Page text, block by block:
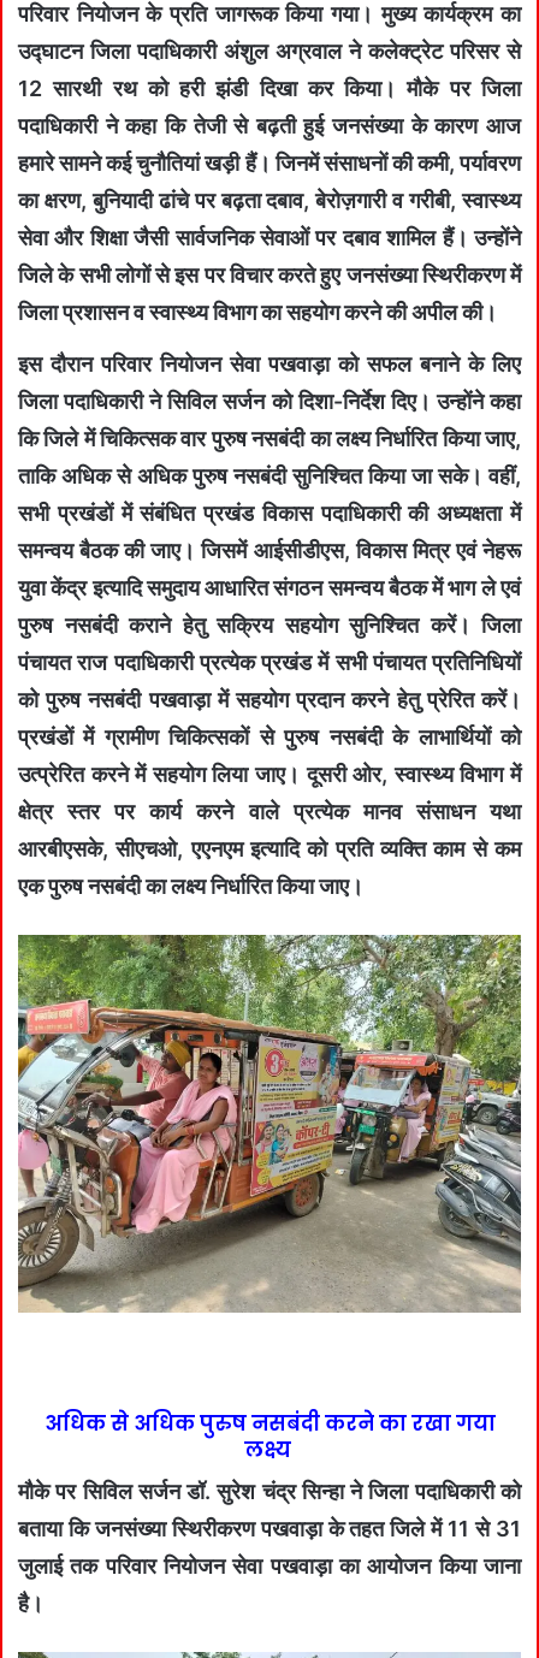
परिवार नियोजन के प्रति जागरूक किया गया। मुख्य कार्यक्रम का
उद्घाटन जिला पदाधिकारी अंशुल अग्रवाल ने कलेक्ट्रेट परिसर से
12 सारथी रथ को हरी झंडी दिखा कर किया। मौके पर जिला
पदाधिकारी ने कहा कि तेजी से बढ़ती हुई जनसंख्या के कारण आज
हमारे सामने कई चुनौतियां खड़ी हैं। जिनमें संसाधनों की कमी, पर्यावरण
का क्षरण, बुनियादी ढांचे पर बढ़ता दबाव, बेरोज़गारी व गरीबी, स्वास्थ्य
सेवा और शिक्षा जैसी सार्वजनिक सेवाओं पर दबाव शामिल हैं। उन्होंने
जिले के सभी लोगों से इस पर विचार करते हुए जनसंख्या स्थिरीकरण में
जिला प्रशासन व स्वास्थ्य विभाग का सहयोग करने की अपील की।
इस दौरान परिवार नियोजन सेवा पखवाड़ा को सफल बनाने के लिए
जिला पदाधिकारी ने सिविल सर्जन को दिशा-निर्देश दिए। उन्होंने कहा
कि जिले में चिकित्सक वार पुरुष नसबंदी का लक्ष्य निर्धारित किया जाए,
ताकि अधिक से अधिक पुरुष नसबंदी सुनिश्चित किया जा सके। वहीं,
सभी प्रखंडों में संबंधित प्रखंड विकास पदाधिकारी की अध्यक्षता में
समन्वय बैठक की जाए। जिसमें आईसीडीएस, विकास मित्र एवं नेहरू
युवा केंद्र इत्यादि समुदाय आधारित संगठन समन्वय बैठक में भाग ले एवं
पुरुष नसबंदी कराने हेतु सक्रिय सहयोग सुनिश्चित करें। जिला
पंचायत राज पदाधिकारी प्रत्येक प्रखंड में सभी पंचायत प्रतिनिधियों
को पुरुष नसबंदी पखवाड़ा में सहयोग प्रदान करने हेतु प्रेरित करें।
प्रखंडों में ग्रामीण चिकित्सकों से पुरुष नसबंदी के लाभार्थियों को
उत्प्रेरित करने में सहयोग लिया जाए। दूसरी ओर, स्वास्थ्य विभाग में
क्षेत्र स्तर पर कार्य करने वाले प्रत्येक मानव संसाधन यथा
आरबीएसके, सीएचओ, एएनएम इत्यादि को प्रति व्यक्ति काम से कम
एक पुरुष नसबंदी का लक्ष्य निर्धारित किया जाए।
अधिक से अधिक पुरुष नसबंदी करने का रखा गया
लक्ष्य
मौके पर सिविल सर्जन डॉ. सुरेश चंद्र सिन्हा ने जिला पदाधिकारी को
बताया कि जनसंख्या स्थिरीकरण पखवाड़ा के तहत जिले में 11 से 31
जुलाई तक परिवार नियोजन सेवा पखवाड़ा का आयोजन किया जाना
है।